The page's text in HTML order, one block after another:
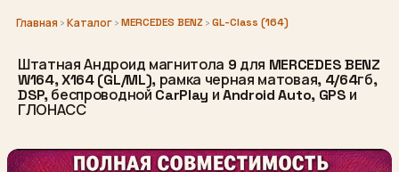
Главная ›Каталог›MERCEDES BENZ›GL-Class (164)
Штатная Андроид магнитола 9 для MERCEDES BENZ
W164, X164 (GL/ML), рамка черная матовая, 4/64гб,
DSP, беспроводной CarPlay и Android Auto, GPS и
ГЛОНАСС